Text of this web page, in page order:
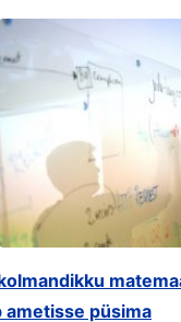
ametisse püsima